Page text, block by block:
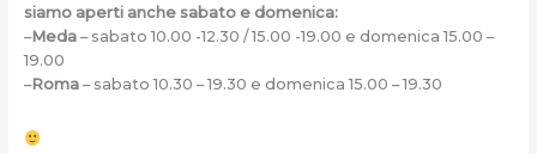
siamo aperti anche sabato e domenica:
–Meda– sabato 10.00 -12.30 / 15.00 -19.00 e domenica 15.00 –
19.00
–Roma– sabato 10.30 – 19.30 e domenica 15.00 – 19.30